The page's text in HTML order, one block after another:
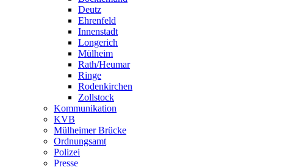
Deutz
Ehrenfeld
Innenstadt
Longerich
Mülheim
Rath/Heumar
Ringe
Rodenkirchen
Zollstock
Kommunikation
KVB
Mülheimer Brücke
Ordnungsamt
Polizei
Presse